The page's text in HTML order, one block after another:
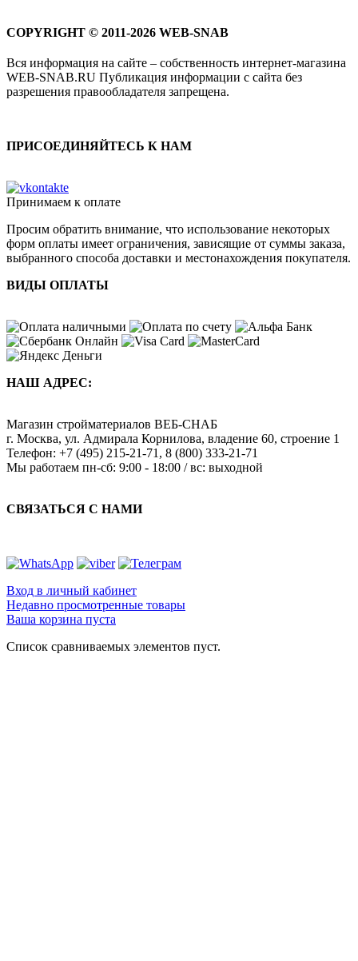
COPYRIGHT © 2011-2026 WEB-SNAB
Вся информация на сайте – собственность интернет-магазина
WEB-SNAB.RU Публикация информации с сайта без
разрешения правообладателя запрещена.
ПРИСОЕДИНЯЙТЕСЬ К НАМ
Принимаем к оплате
Просим обратить внимание, что использование некоторых
форм оплаты имеет ограничения, зависящие от суммы заказа,
выбранного способа доставки и местонахождения покупателя.
ВИДЫ ОПЛАТЫ
НАШ АДРЕС:
Магазин стройматериалов ВЕБ-СНАБ
г. Москва, ул. Адмирала Корнилова, владение 60, строение 1
Телефон: +7 (495) 215-21-71 , 8 (800) 333-21-71
Мы работаем пн-сб: 9:00 - 18:00 / вс: выходной
СВЯЗАТЬСЯ С НАМИ
Вход в личный кабинет
Недавно просмотренные товары
Ваша корзина пуста
Список сравниваемых элементов пуст.